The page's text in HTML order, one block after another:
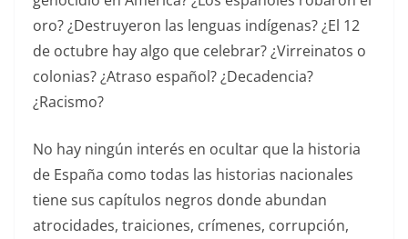
oro? ¿Destruyeron las lenguas indígenas? ¿El 12
de octubre hay algo que celebrar? ¿Virreinatos o
colonias? ¿Atraso español? ¿Decadencia?
¿Racismo?
No hay ningún interés en ocultar que la historia
de España como todas las historias nacionales
tiene sus capítulos negros donde abundan
atrocidades, traiciones, crímenes, corrupción,